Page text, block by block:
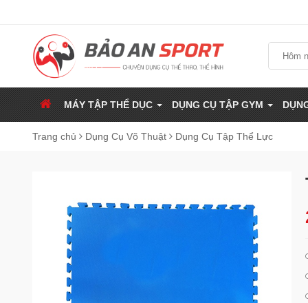
MÁY TẬP THỂ DỤC DỤNG CỤ TẬP GYM
Trang chủ Dụng Cụ Võ Thuật Dụng Cụ Tập Thể Lực